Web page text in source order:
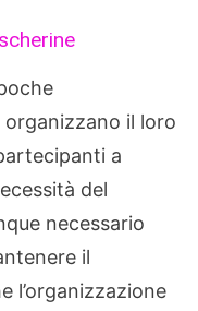
il loro
a
del
necessario
il
l’organizzazione